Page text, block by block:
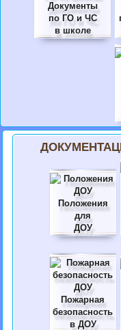
Документы
по ГО и ЧС
в школе
Положения
для
ДОУ
Пожарная
безопасность
в ДОУ